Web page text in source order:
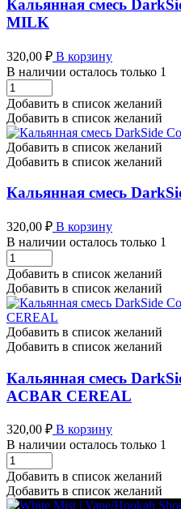
количество
Кальянная смесь
MILK
320,00 ₽ В корзину
В наличии осталось только 1
Кальянная
смесь
DarkSide
Core
30
гр
KILLER
MILK
количество
Добавить в список желаний
Добавить в список желаний
Добавить в список желаний
Добавить в список желаний
Кальянная смесь
320,00 ₽ В корзину
В наличии осталось только 1
Кальянная
смесь
DarkSide
Core
30
гр
SALBEI
количество
Добавить в список желаний
Добавить в список желаний
Добавить в список желаний
Добавить в список желаний
Кальянная смесь
ACBAR CEREAL
320,00 ₽ В корзину
В наличии осталось только 1
Кальянная
смесь
DarkSide
Core
Добавить в список желаний
Добавить в список желаний